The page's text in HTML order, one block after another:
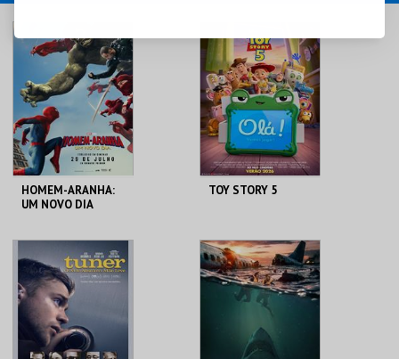
HOMEM-ARANHA:
UM NOVO DIA
TEATRO M. VILA DO
CONDE
MAIS INFO
COMPRAR
TOY STORY 5
TEATRO M. VILA DO
CONDE
MAIS INFO
COMPRAR